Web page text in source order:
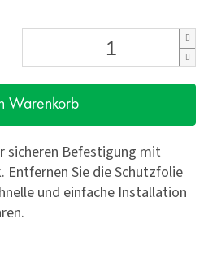
Warenkorb
sicheren Befestigung mit
Entfernen Sie die Schutzfolie
und einfache Installation